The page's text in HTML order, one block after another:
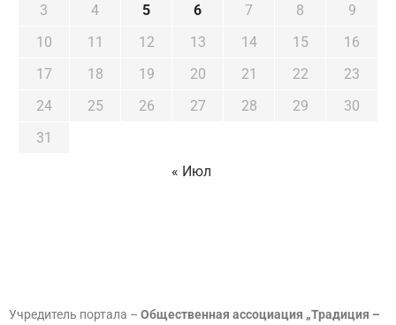
3
4 5 6 7 8
9
10
11 12 13 14 15
16
17
18 19 20 21 22
23
24
25 26 27 28 29
30
31
« Июл
Учредитель портала – Общественная ассоциация „Традиция –